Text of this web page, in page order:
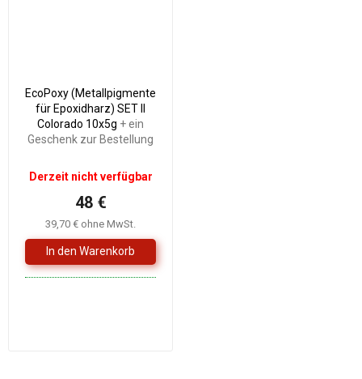
EcoPoxy (Metallpigmente
für Epoxidharz) SET II
Colorado 10x5g + ein
Geschenk zur Bestellung
Derzeit nicht verfügbar
39,70 € ohne MwSt.
48 €